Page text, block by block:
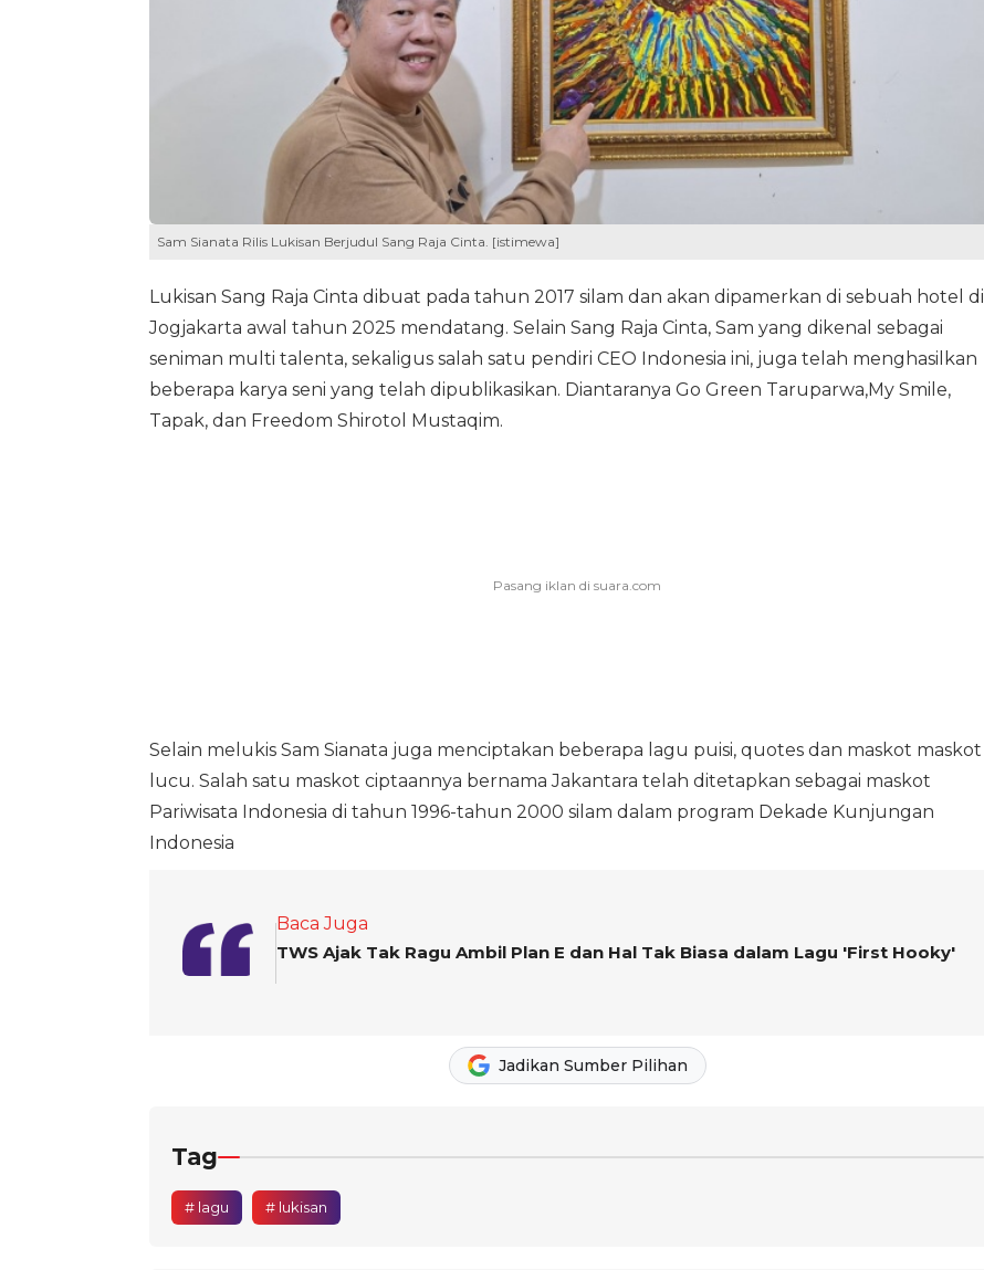
Sam Sianata Rilis Lukisan Berjudul Sang Raja Cinta. [istimewa]
Lukisan Sang Raja Cinta dibuat pada tahun 2017 silam dan akan dipamerkan di sebuah hotel di
Jogjakarta awal tahun 2025 mendatang. Selain Sang Raja Cinta, Sam yang dikenal sebagai
seniman multi talenta, sekaligus salah satu pendiri CEO Indonesia ini, juga telah menghasilkan
beberapa karya seni yang telah dipublikasikan. Diantaranya Go Green Taruparwa,My Smile,
Tapak, dan Freedom Shirotol Mustaqim.
Selain melukis Sam Sianata juga menciptakan beberapa lagu puisi, quotes dan maskot maskot
lucu. Salah satu maskot ciptaannya bernama Jakantara telah ditetapkan sebagai maskot
Pariwisata Indonesia di tahun 1996-tahun 2000 silam dalam program Dekade Kunjungan
Indonesia
Baca Juga
TWS Ajak Tak Ragu Ambil Plan E dan Hal Tak Biasa dalam Lagu 'First Hooky'
Jadikan Sumber Pilihan
Tag
# lagu # lukisan